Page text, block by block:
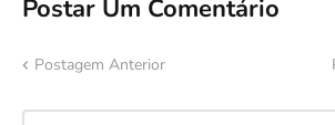
Postar Um Comentário
Postagem Anterior